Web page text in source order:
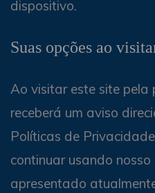
dispositivo.
Suas opções ao
Ao visitar este site pela
receberá um aviso
Políticas de
continuar usando nosso
apresentado